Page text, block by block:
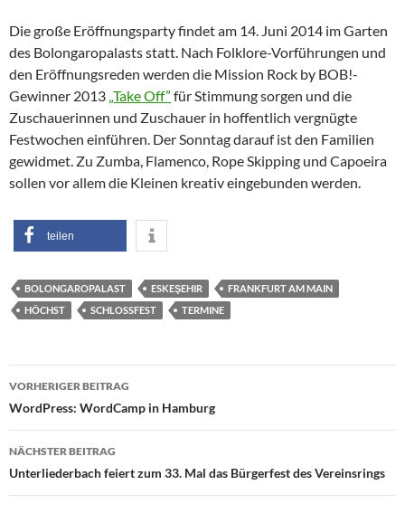
Die große Eröffnungsparty findet am 14. Juni 2014 im Garten
des Bolongaropalasts statt. Nach Folklore-Vorführungen und
den Eröffnungsreden werden die Mission Rock by BOB!-
Gewinner 2013 „Take Off” für Stimmung sorgen und die
Zuschauerinnen und Zuschauer in hoffentlich vergnügte
Festwochen einführen. Der Sonntag darauf ist den Familien
gewidmet. Zu Zumba, Flamenco, Rope Skipping und Capoeira
sollen vor allem die Kleinen kreativ eingebunden werden.
teilen
BOLONGAROPALAST ESKEŞEHIR
FRANKFURT AM MAIN
HÖCHST
SCHLOSSFEST TERMINE
Beitragsnavigation
VORHERIGER BEITRAG
WordPress: WordCamp in Hamburg
NÄCHSTER BEITRAG
Unterliederbach feiert zum 33. Mal das Bürgerfest des Vereinsrings